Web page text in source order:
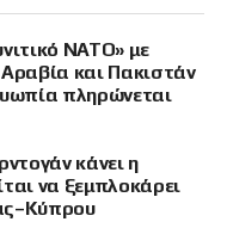
ΝΑΤΟ» με
και Πακιστάν
πληρώνεται
κάνει η
να ξεμπλοκάρει